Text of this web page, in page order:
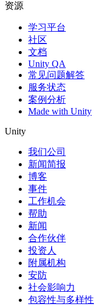
资源
学习平台
社区
文档
Unity QA
常见问题解答
服务状态
案例分析
Made with Unity
Unity
我们公司
新闻简报
博客
事件
工作机会
帮助
新闻
合作伙伴
投资人
附属机构
安防
社会影响力
包容性与多样性